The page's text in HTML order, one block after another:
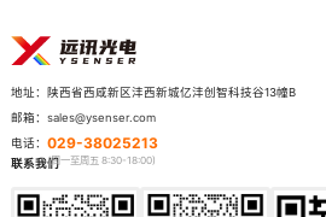
地址： 陕西省西咸新区沣西新城亿沣创智科技谷13幢B
邮箱： sales@ysenser.com
电话： 029-38025213
联系我们